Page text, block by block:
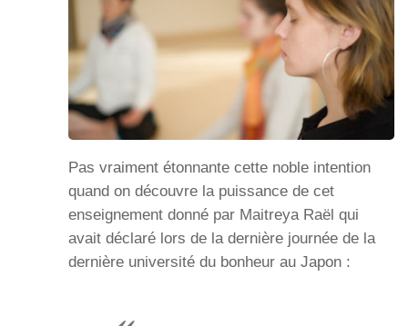
Pas vraiment étonnante cette noble intention
quand on découvre la puissance de cet
enseignement donné par Maitreya Raël qui
avait déclaré lors de la dernière journée de la
dernière université du bonheur au Japon :